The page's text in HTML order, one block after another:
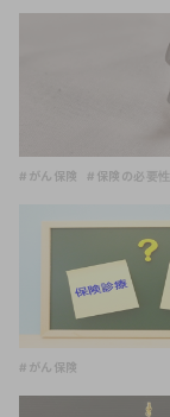
#がん保険 #保険の必要性
#がん保険